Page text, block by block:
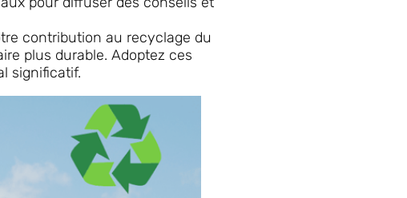
contribution au recyclage du
plus durable. Adoptez ces
significatif.